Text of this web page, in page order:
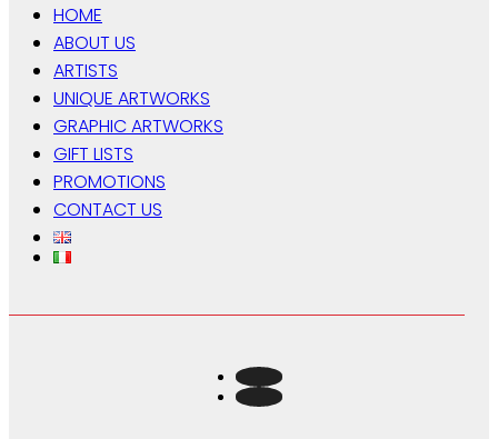
HOME
ABOUT US
ARTISTS
UNIQUE ARTWORKS
GRAPHIC ARTWORKS
GIFT LISTS
PROMOTIONS
CONTACT US